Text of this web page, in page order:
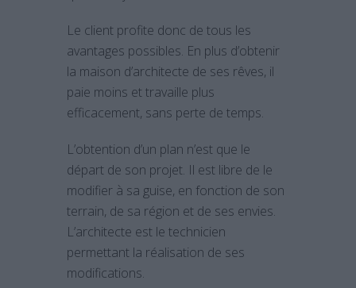
Le client profite donc de tous les
avantages possibles. En plus d’obtenir
la maison d’architecte de ses rêves, il
paie moins et travaille plus
efficacement, sans perte de temps.
L’obtention d’un plan n’est que le
départ de son projet. Il est libre de le
modifier à sa guise, en fonction de son
terrain, de sa région et de ses envies.
L’architecte est le technicien
permettant la réalisation de ses
modifications.